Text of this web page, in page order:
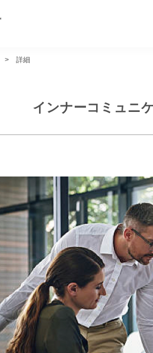
詳細
インナーコミュニ